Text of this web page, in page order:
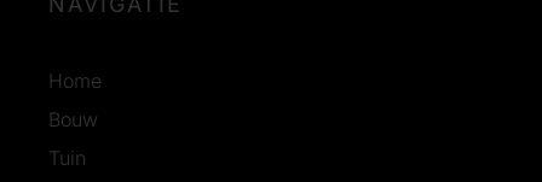
Home
Bouw
Tuin